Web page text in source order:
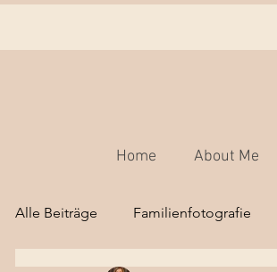
Home About Me
Alle Beiträge Familienfotografie